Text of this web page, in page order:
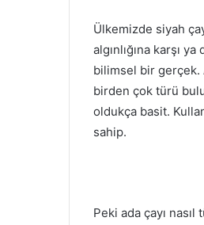
Ülkemizde siyah
algınlığına karşı
bilimsel bir gerçek.
birden çok türü
oldukça basit.
sahip.
Peki ada çayı